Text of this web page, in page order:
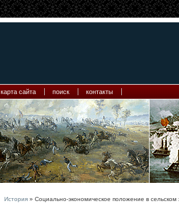
карта сайта поиск контакты
История » Социально-экономическое положение в сельском